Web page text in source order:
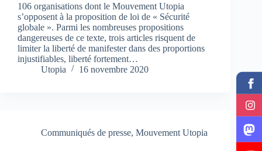
106 organisations dont le Mouvement Utopia
s’opposent à la proposition de loi de « Sécurité
globale ». Parmi les nombreuses propositions
dangereuses de ce texte, trois articles risquent de
limiter la liberté de manifester dans des proportions
injustifiables, liberté fortement…
Utopia
16 novembre 2020
Communiqués de presse, Mouvement Utopia